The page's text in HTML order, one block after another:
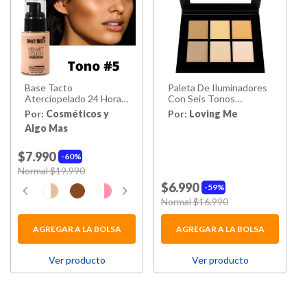
Base Tacto
Aterciopelado 24 Horas
De Duración
Por: Cosméticos y
Algo Mas
60%
$7.990
Price reduced from
Normal $19.990
AGREGAR A LA BOLSA
Ver producto
Paleta De Iluminadores
Con Seis Tonos
Distintos
Por: Loving Me
59%
$6.990
Price reduced from
Normal $16.990
AGREGAR A LA BOLSA
Ver producto